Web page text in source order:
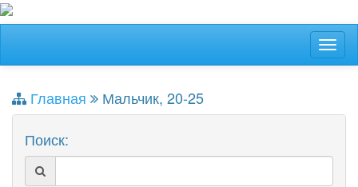
Главная
Мальчик, 20-25
Поиск: